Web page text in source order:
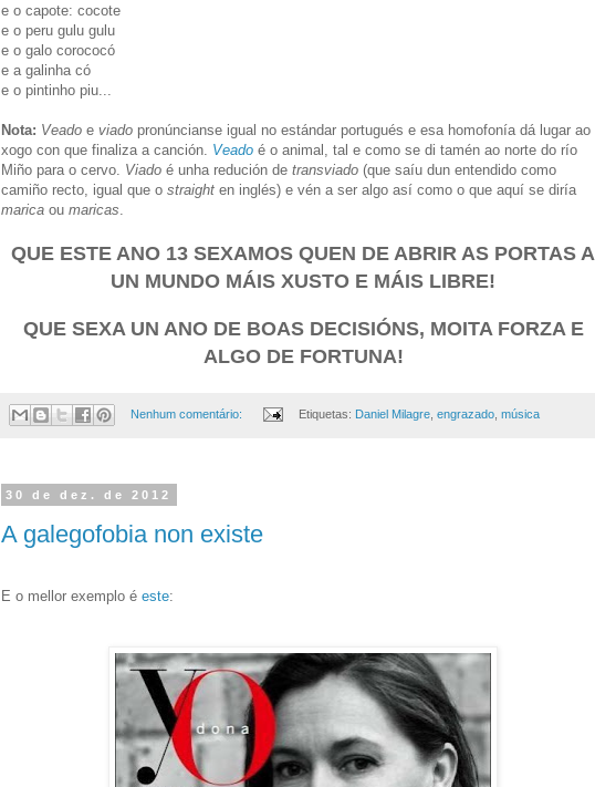
e o capote: cocote
e o peru gulu gulu
e o galo corococó
e a galinha có
e o pintinho piu...
Nota: Veado e viado pronúncianse igual no estándar portugués e esa homofonía dá lugar ao
xogo con que finaliza a canción. Veado é o animal, tal e como se di tamén ao norte do río
Miño para o cervo. Viado é unha redución de transviado (que saíu dun entendido como
camiño recto, igual que o straight en inglés) e vén a ser algo así como o que aquí se diría
marica ou maricas
QUE ESTE ANO 13 SEXAMOS QUEN DE ABRIR AS PORTAS A
UN MUNDO MÁIS XUSTO E MÁIS LIBRE!
QUE SEXA UN ANO DE BOAS DECISIÓNS, MOITA FORZA E
ALGO DE FORTUNA!
Nenhum comentário: Etiquetas: Daniel Milagre, engrazado, música
30 de dez. de 2012
A galegofobia non existe
E o mellor exemplo é este: